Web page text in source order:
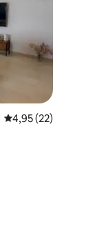
Średnia ocena: 4,95
4,95 (22)